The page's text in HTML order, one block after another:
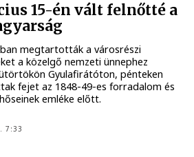
15-én vált felnőtté a
megtartották a városrészi
a közelgő nemzeti ünnephez
Gyulafirátóton, pénteken
fejet az 1848-49-es forradalom és
emléke előtt.
7:33